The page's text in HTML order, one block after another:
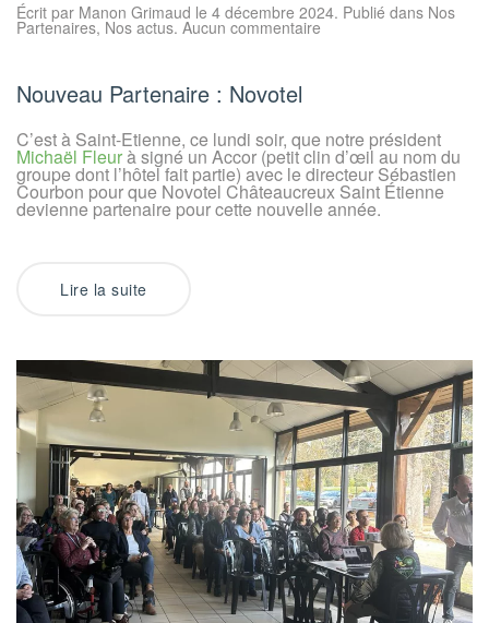
Écrit par Manon Grimaud le 4 décembre 2024. Publié dans Nos
Partenaires, Nos actus. Aucun commentaire
Nouveau Partenaire : Novotel
C’est à Saint-Etienne, ce lundi soir, que notre président
Michaël Fleurà signé un Accor (petit clin d’œil au nom du
groupe dont l’hôtel fait partie) avec le directeur Sébastien
Courbon pour que Novotel Châteaucreux Saint Étienne
devienne partenaire pour cette nouvelle année.
Lire la suite